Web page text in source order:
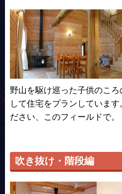
野山を駆け巡った子供のこ
して住宅をプランしていま
ださい、このフィールドで。
吹き抜け・階段編